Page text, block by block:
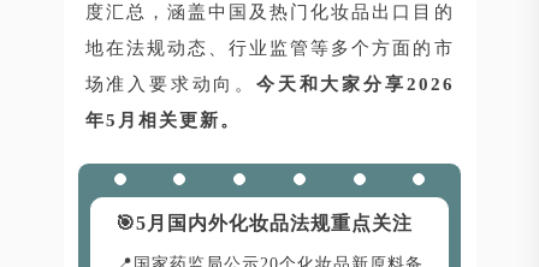
度汇总，涵盖中国及热门化妆品出口目的
地在法规动态、行业监管等多个方面的市
场准入要求动向。 今天和大家分享2026
年5月相关更新。
🎯5月国内外化妆品法规重点关注